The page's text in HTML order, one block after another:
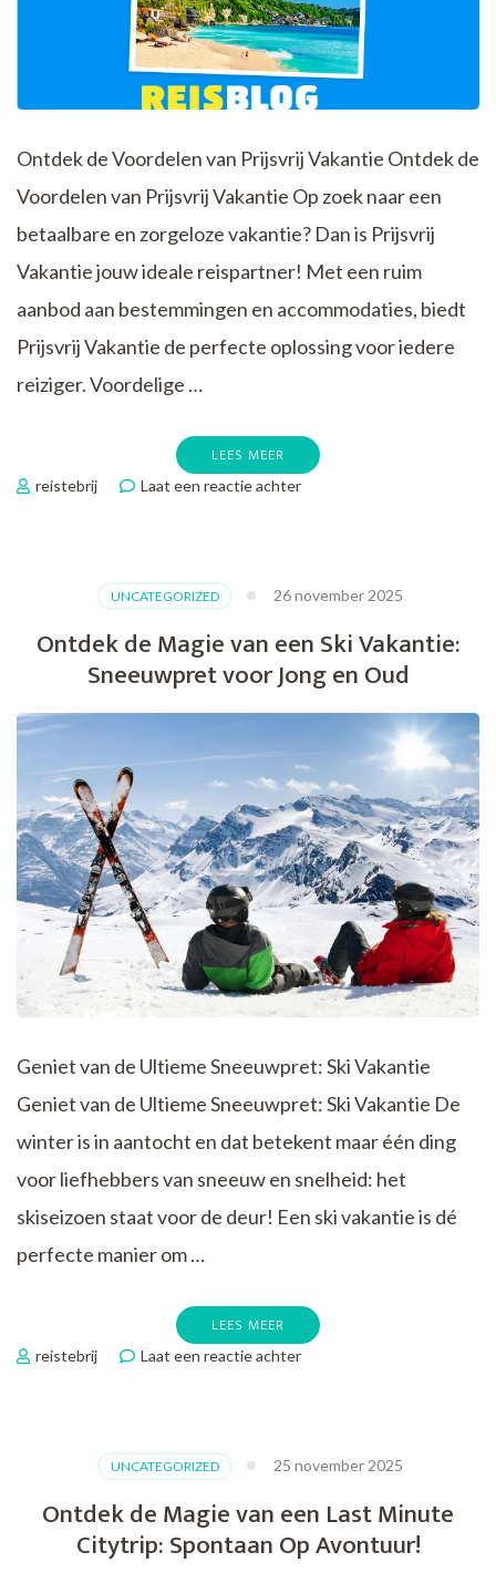
Ontdek de Voordelen van Prijsvrij Vakantie Ontdek de
Voordelen van Prijsvrij Vakantie Op zoek naar een
betaalbare en zorgeloze vakantie? Dan is Prijsvrij
Vakantie jouw ideale reispartner! Met een ruim
aanbod aan bestemmingen en accommodaties, biedt
Prijsvrij Vakantie de perfecte oplossing voor iedere
reiziger. Voordelige …
LEES MEER
reistebrij Laat een reactie achterop
met
Vakantie!
UNCATEGORIZED 26 november 2025
Ontdek de Magie van een Ski Vakantie:
Sneeuwpret voor Jong en Oud
Geniet van de Ultieme Sneeuwpret: Ski Vakantie
Geniet van de Ultieme Sneeuwpret: Ski Vakantie De
winter is in aantocht en dat betekent maar één ding
voor liefhebbers van sneeuw en snelheid: het
skiseizoen staat voor de deur! Een ski vakantie is dé
perfecte manier om …
LEES MEER
reistebrij Laat een reactie achterop
een
Vakantie:
Sneeuwpret
voor
UNCATEGORIZED 25 november 2025
Ontdek de Magie van een Last Minute
Citytrip: Spontaan Op Avontuur!